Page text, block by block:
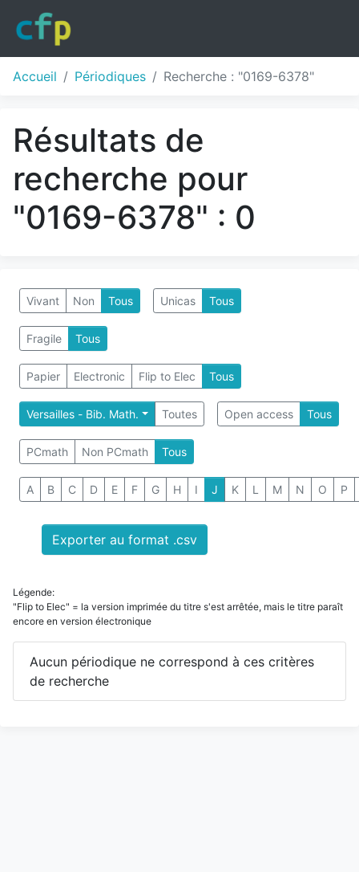
Accueil Périodiques Recherche : "0169-6378"
Résultats de
recherche pour
"0169-6378" : 0
Vivant Non Tous Unicas Tous
Fragile Tous
Papier Electronic Flip to Elec Tous
Versailles - Bib. Math. Toutes Open access Tous
PCmath Non PCmath Tous
A B C D E F G H I J K L M N O P
Exporter au format .csv
Légende:
"Flip to Elec" = la version imprimée du titre s'est arrêtée, mais le titre paraît
encore en version électronique
Aucun périodique ne correspond à ces critères
de recherche